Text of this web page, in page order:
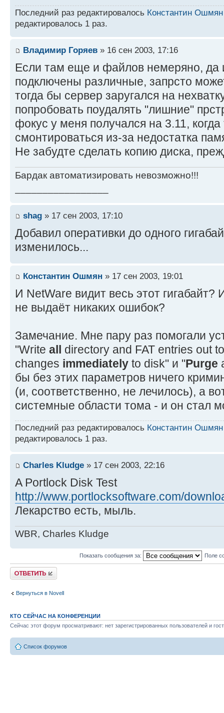
Последний раз редактировалось Константин Ошмян
редактировалось 1 раз.
Владимир Горяев » 16 сен 2003, 17:16
Если там еще и файлов немеряно, да
подключены различные, запрсто
тогда бы сервер заругался на
попробовать поудалять "лишние"
фокус у меня получался на 3.11,
смонтироваться из-за недостатка
Не забудте сделать копию диска,
Бардак автоматизировать невозможно!!!
shag » 17 сен 2003, 17:10
Добавил оперативки до одного
изменилось...
Константин Ошмян » 17 сен 2003, 19:01
И NetWare видит весь этот
не выдаёт никаких ошибок?
Замечание. Мне пару раз помогали
"Write all
directory and FAT entries out
changes immediately to disk" и "Purge
бы без этих параметров ничего
(и, соответственно, не лечилось), а
системные области тома - и он стал
Последний раз редактировалось Константин Ошмян
редактировалось 1 раз.
Charles Kludge » 17 сен 2003, 22:16
A Portlock Disk Test
http://www.portlocksoftware.com/
Лекарство есть, мыль.
WBR, Charles Kludge
Показать сообщения за: Поле
Ответить
Вернуться в Novell
КТО СЕЙЧАС НА КОНФЕРЕНЦИИ
Сейчас этот форум просматривают: нет зарегистрированных пользователей и
Список форумов